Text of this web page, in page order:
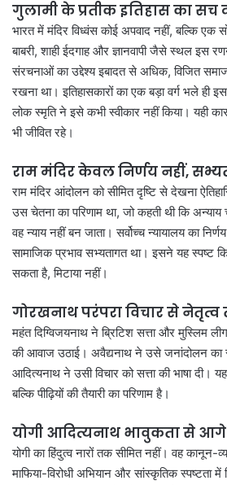
गुलामी के प्रतीक इतिहास का सच
भारत में मंदिर विध्वंस कोई अपवाद नहीं, बल्कि एक
बाबरी, शाही ईदगाह और ज्ञानवापी जैसे स्थल इस
संरचनाओं का उद्देश्य इबादत से अधिक, विजित
रखना था। इतिहासकारों का एक बड़ा वर्ग भले ही
लोक स्मृति ने इसे कभी स्वीकार नहीं किया। यही
भी जीवित रहे।
राम मंदिर केवल निर्णय नहीं,
राम मंदिर आंदोलन को सीमित दृष्टि से देखना
उस चेतना का परिणाम था, जो कहती थी कि अन्याय
वह न्याय नहीं बन जाता। सर्वोच्च न्यायालय का
सामाजिक प्रभाव सभ्यतागत था। इसने यह स्पष्ट
सकता है, मिटाया नहीं।
गोरखनाथ परंपरा विचार से
महंत दिग्विजयनाथ ने ब्रिटिश सत्ता और मुस्लिम लीग
की आवाज उठाई। अवैद्यनाथ ने उसे जनांदोलन का
आदित्यनाथ ने उसी विचार को सत्ता की भाषा दी।
बल्कि पीढ़ियों की तैयारी का परिणाम है।
योगी आदित्यनाथ भावुकता से आगे
योगी का हिंदुत्व नारों तक सीमित नहीं। वह कानून-
माफिया-विरोधी अभियान और सांस्कृतिक स्पष्टता